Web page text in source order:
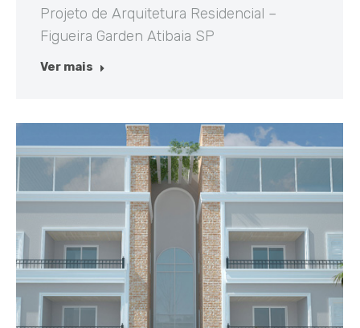
Projeto de Arquitetura Residencial –
Figueira Garden Atibaia SP
Ver mais